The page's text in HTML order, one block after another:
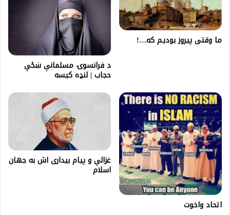
ما وقتی پیروز بودیم که…!
د فرانسوۍ مسلمانې ښځې
حجاب | لنډه کیسه
اتحاد واخوت
غزالي و پیام بیداری اش به جهان
اسلام